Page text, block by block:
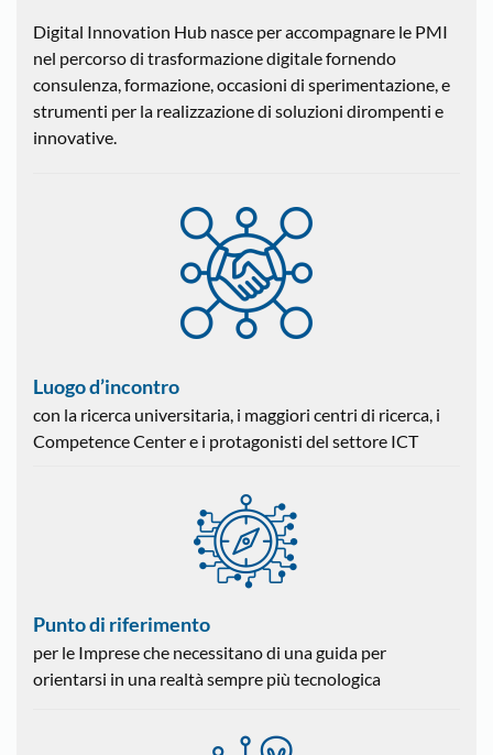
Digital Innovation Hub nasce per accompagnare le PMI
nel percorso di trasformazione digitale fornendo
consulenza, formazione, occasioni di sperimentazione, e
strumenti per la realizzazione di soluzioni dirompenti e
innovative.
Luogo d’incontro
con la ricerca universitaria, i maggiori centri di ricerca, i
Competence Center e i protagonisti del settore ICT
Punto di riferimento
per le Imprese che necessitano di una guida per
orientarsi in una realtà sempre più tecnologica